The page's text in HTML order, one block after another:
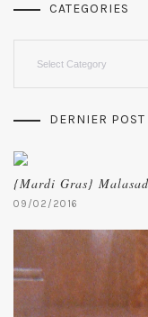
CATEGORIES
DERNIER POST
{Mardi Gras}
09/02/2016